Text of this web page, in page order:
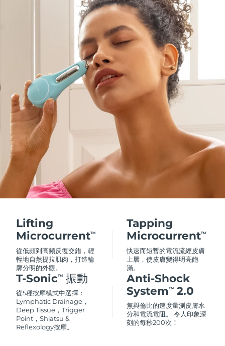
Lifting
MicrocurrentTM
從低頻到高頻反復交錯，輕
輕地自然提拉肌肉，打造輪
廓分明的外觀。
Tapping
MicrocurrentTM
快速而短暫的電流流經皮膚
上層，使皮膚變得明亮飽
滿。
T-SonicTM 振動
從5種按摩模式中選擇：
Lymphatic Drainage，
Deep Tissue，Trigger
Point，Shiatsu &
Reflexology按摩。
Anti-Shock
SystemTM 2.0
無與倫比的速度量測皮膚水
分和電流電阻。 令人印象深
刻的每秒200次！